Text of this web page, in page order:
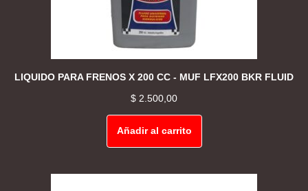
LIQUIDO PARA FRENOS X 200 CC - MUF LFX200 BKR FLUID
$ 2.500,00
Añadir al carrito